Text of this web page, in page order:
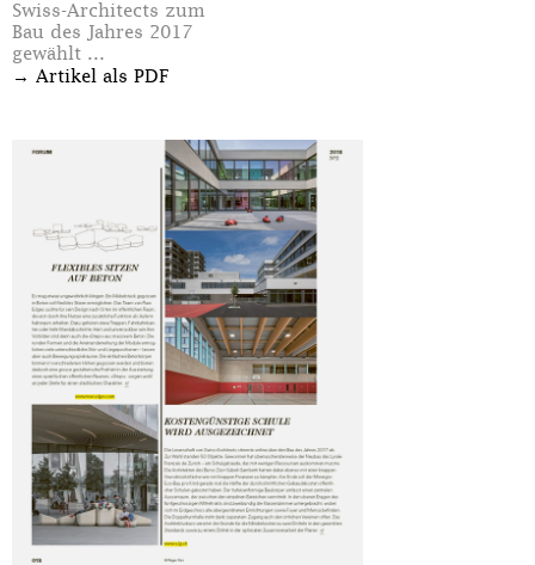
Swiss-Architects zum
Bau des Jahres 2017
gewählt ...
→ Artikel als PDF